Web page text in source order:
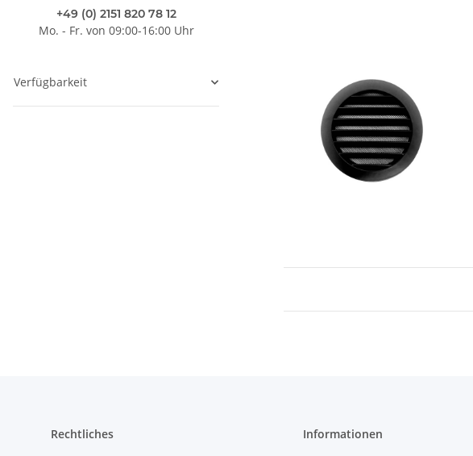
+49 (0) 2151 820 78 12
Mo. - Fr. von 09:00-16:00 Uhr
Verfügbarkeit
Rechtliches Informationen